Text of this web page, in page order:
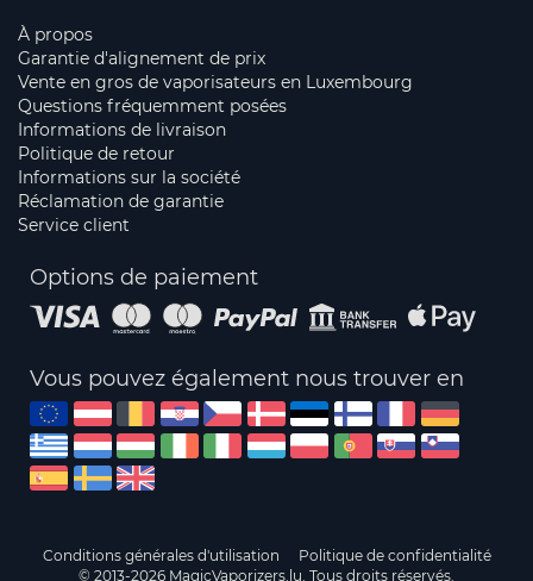
À propos
Garantie d'alignement de prix
Vente en gros de vaporisateurs en Luxembourg
Questions fréquemment posées
Informations de livraison
Politique de retour
Informations sur la société
Réclamation de garantie
Service client
Options de paiement
Vous pouvez également nous trouver en
Conditions générales d'utilisation
Politique de confidentialité
© 2013-2026 MagicVaporizers.lu. Tous droits réservés.